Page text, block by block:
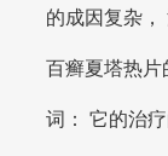
的成因复杂，
百癣夏塔热片
词： 它的治